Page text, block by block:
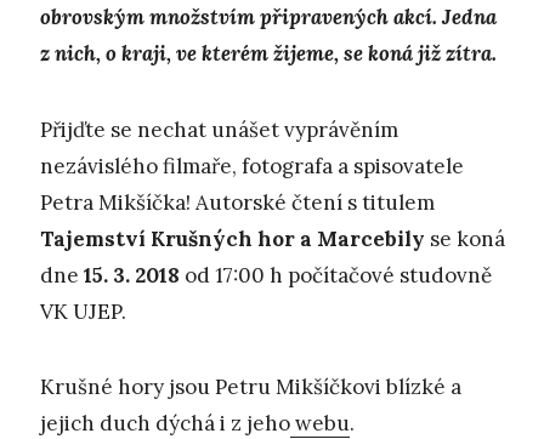
obrovským množstvím připravených akcí. Jedna
z nich, o kraji, ve kterém žijeme, se koná již zítra.
Přijďte se nechat unášet vyprávěním
nezávislého filmaře, fotografa a spisovatele
Petra Mikšíčka! Autorské čtení s titulem
Tajemství Krušných hor a Marcebily se koná
dne 15. 3. 2018 od 17:00 h počítačové studovně
VK UJEP.
Krušné hory jsou Petru Mikšíčkovi blízké a
jejich duch dýchá i z jehowebu.